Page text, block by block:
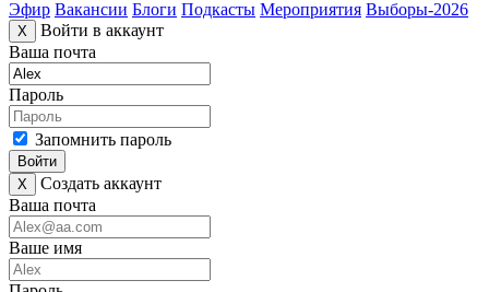
Эфир Вакансии Блоги Подкасты Мероприятия Выборы-2026
X
Войти в аккаунт
Ваша почта
Пароль
Запомнить пароль
Войти
X
Создать аккаунт
Ваша почта
Ваше имя